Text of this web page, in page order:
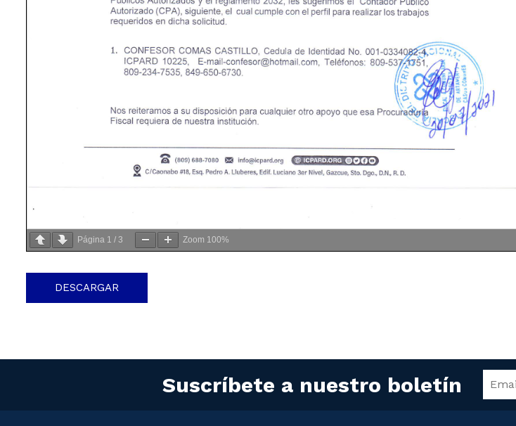
Página 1 / 3 Zoom 100%
DESCARGAR
Suscríbete a nuestro boletín